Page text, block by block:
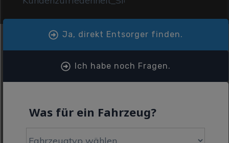
Ja, direkt Entsorger finden.
Ich habe noch Fragen.
Was für ein Fahrzeug?